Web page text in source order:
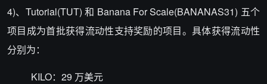
4)、Tutorial(TUT) 和 Banana For Scale(BANANAS31) 五个
项目成为首批获得流动性支持奖励的项目。具体获得流动性
分别为：
KILO：29 万美元